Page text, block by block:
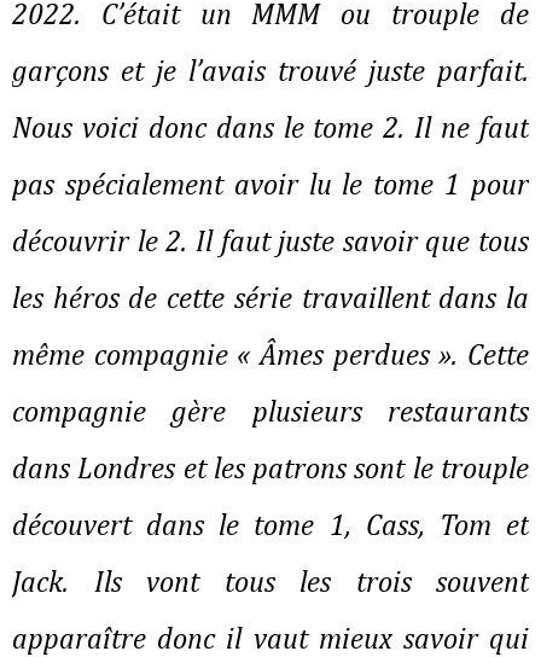
2022. C’était un MMM ou trouple de
garçons et je l’avais trouvé juste parfait.
Nous voici donc dans le tome 2. Il ne faut
pas spécialement avoir lu le tome 1 pour
découvrir le 2. Il faut juste savoir que tous
les héros de cette série travaillent dans la
même compagnie « Âmes perdues ». Cette
compagnie gère plusieurs restaurants
dans Londres et les patrons sont le trouple
découvert dans le tome 1, Cass, Tom et
Jack. Ils vont tous les trois souvent
apparaître donc il vaut mieux savoir qui